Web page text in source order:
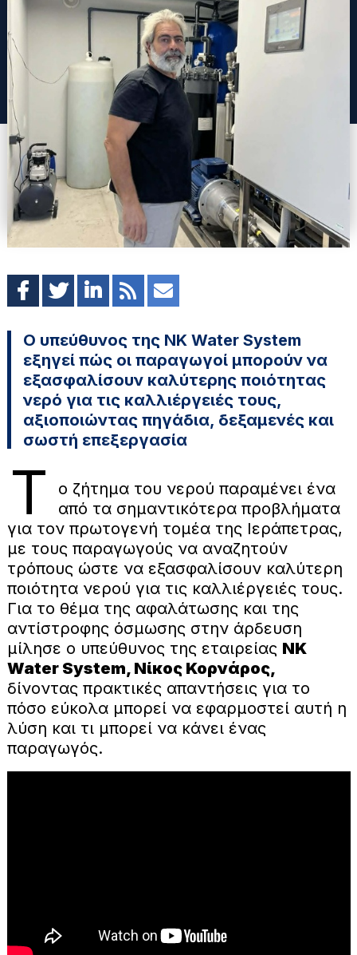
Ο υπεύθυνος της NK Water System
εξηγεί πώς οι παραγωγοί μπορούν να
εξασφαλίσουν καλύτερης ποιότητας
νερό για τις καλλιέργειές τους,
αξιοποιώντας πηγάδια, δεξαμενές και
σωστή επεξεργασία
Τ
ο ζήτημα του νερού παραμένει ένα
από τα σημαντικότερα προβλήματα
για τον πρωτογενή τομέα της Ιεράπετρας,
με τους παραγωγούς να αναζητούν
τρόπους ώστε να εξασφαλίσουν καλύτερη
ποιότητα νερού για τις καλλιέργειές τους.
Για το θέμα της αφαλάτωσης και της
αντίστροφης όσμωσης στην άρδευση
μίλησε ο υπεύθυνος της εταιρείας NK
Water System, Νίκος Κορνάρος,
δίνοντας πρακτικές απαντήσεις για το
πόσο εύκολα μπορεί να εφαρμοστεί αυτή η
λύση και τι μπορεί να κάνει ένας
παραγωγός.